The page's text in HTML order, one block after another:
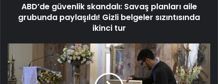
belgeler
sızıntısında
ABD’de güvenlik skandalı: Savaş planları aile
grubunda paylaşıldı! Gizli belgeler sızıntısında
ikinci tur
Papa
kim
olacak?